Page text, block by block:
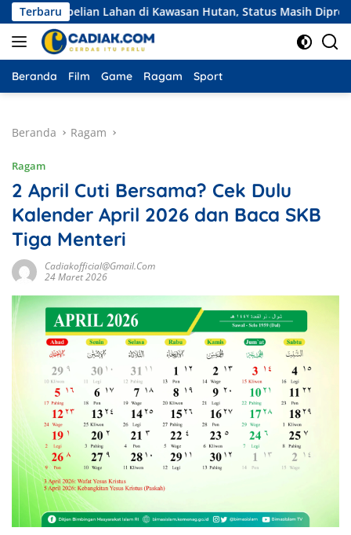
Langsung
ke
konten
Terbaru
Lahan di Kawasan Hutan, Status Masih Diproses
Beranda Film Game Ragam Sport
Beranda Ragam
Ragam
2 April Cuti Bersama? Cek Dulu
Kalender April 2026 dan Baca SKB
Tiga Menteri
Cadiakofficial@gmail.com
24 Maret 2026